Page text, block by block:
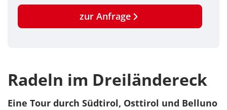
zur Anfrage
Radeln im Dreiländereck
Eine Tour durch Südtirol, Osttirol und Belluno